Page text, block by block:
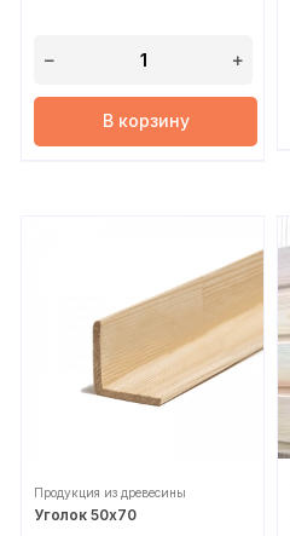
В корзину
Продукция из древесины
Уголок 50х70